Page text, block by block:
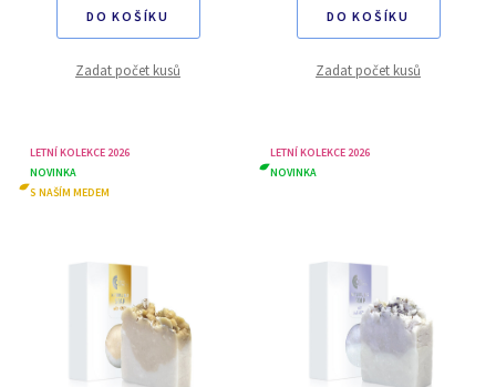
DO KOŠÍKU
Zadat počet kusů
DO KOŠÍKU
Zadat počet kusů
LETNÍ KOLEKCE 2026
NOVINKA
S NAŠÍM MEDEM
LETNÍ KOLEKCE 2026
NOVINKA